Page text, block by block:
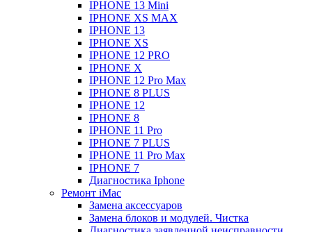
IPHONE 13 Mini
IPHONE XS MAX
IPHONE 13
IPHONE XS
IPHONE 12 PRO
IPHONE X
IPHONE 12 Pro Max
IPHONE 8 PLUS
IPHONE 12
IPHONE 8
IPHONE 11 Pro
IPHONE 7 PLUS
IPHONE 11 Pro Max
IPHONE 7
Диагностика Iphone
Ремонт iMac
Замена аксессуаров
Замена блоков и модулей. Чистка